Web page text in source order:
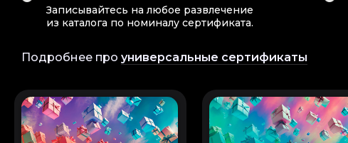
Записывайтесь на любое развлечение
из каталога по номиналу сертификата.
Подробнее про универсальные сертификаты